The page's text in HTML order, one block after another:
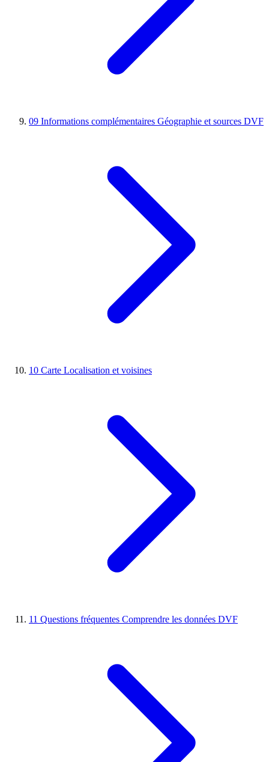
09 Informations complémentaires Géographie et sources DVF
10 Carte Localisation et voisines
11 Questions fréquentes Comprendre les données DVF